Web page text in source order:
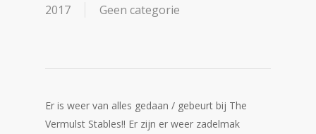
2017
Geen categorie
Er is weer van alles gedaan / gebeurt bij The
Vermulst Stables!! Er zijn er weer zadelmak